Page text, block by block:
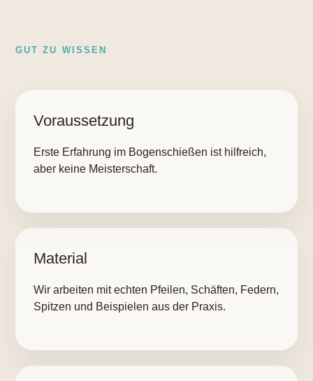
GUT ZU WISSEN
Voraussetzung
Erste Erfahrung im Bogenschießen ist hilfreich,
aber keine Meisterschaft.
Material
Wir arbeiten mit echten Pfeilen, Schäften, Federn,
Spitzen und Beispielen aus der Praxis.